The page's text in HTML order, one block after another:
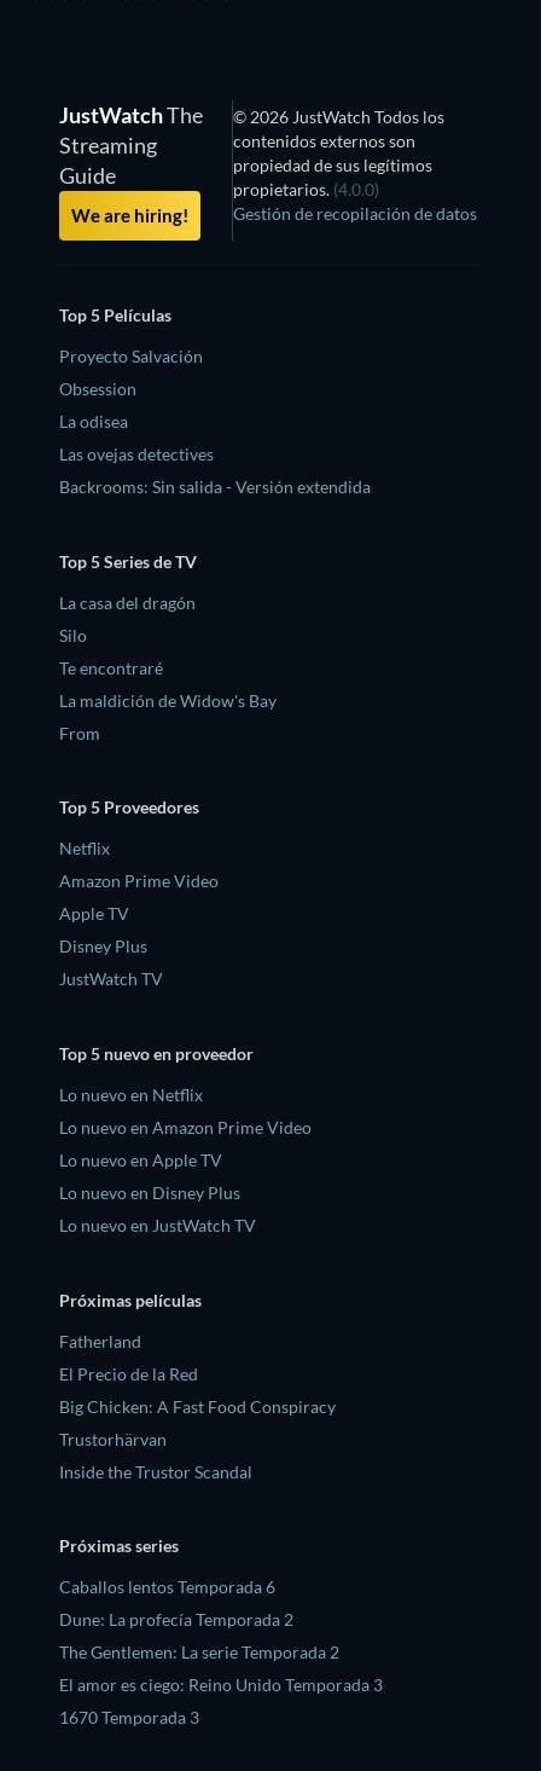
JustWatchThe
Streaming
Guide
We are hiring!
© 2026 JustWatch Todos los
contenidos externos son
propiedad de sus legítimos
propietarios. (4.0.0)
Gestión de recopilación de datos
Top 5 Películas
Proyecto Salvación
Obsession
La odisea
Las ovejas detectives
Backrooms: Sin salida - Versión extendida
Top 5 Series de TV
La casa del dragón
Silo
Te encontraré
La maldición de Widow's Bay
From
Top 5 Proveedores
Netflix
Amazon Prime Video
Apple TV
Disney Plus
JustWatch TV
Top 5 nuevo en proveedor
Lo nuevo en Netflix
Lo nuevo en Amazon Prime Video
Lo nuevo en Apple TV
Lo nuevo en Disney Plus
Lo nuevo en JustWatch TV
Próximas películas
Fatherland
El Precio de la Red
Big Chicken: A Fast Food Conspiracy
Trustorhärvan
Inside the Trustor Scandal
Próximas series
Caballos lentos Temporada 6
Dune: La profecía Temporada 2
The Gentlemen: La serie Temporada 2
El amor es ciego: Reino Unido Temporada 3
1670 Temporada 3